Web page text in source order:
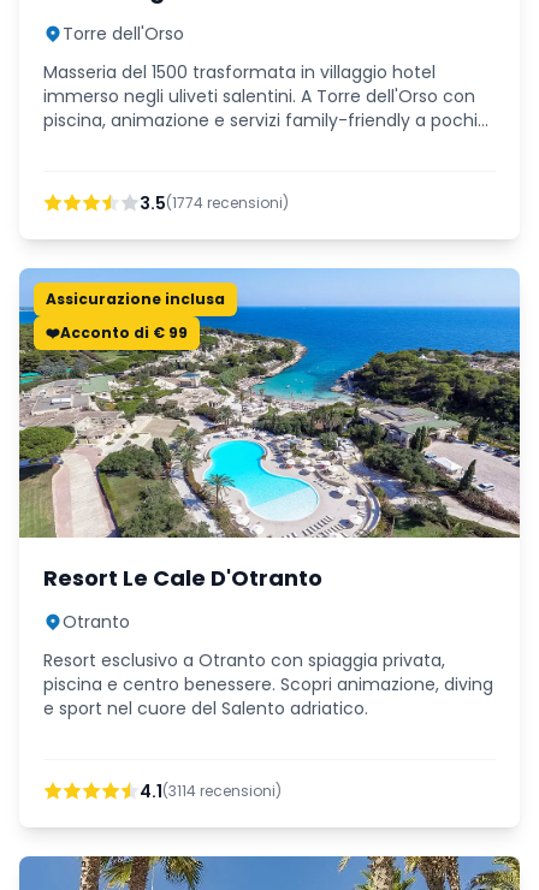
Torre dell'Orso
Masseria del 1500 trasformata in villaggio hotel
immerso negli uliveti salentini. A Torre dell'Orso con
piscina, animazione e servizi family-friendly a pochi
3.5(1774 recensioni)
Assicurazione inclusa
❤️Acconto di € 99
Resort Le Cale D'Otranto
Otranto
Resort esclusivo a Otranto con spiaggia privata,
piscina e centro benessere. Scopri animazione, diving
e sport nel cuore del Salento adriatico.
4.1(3114 recensioni)